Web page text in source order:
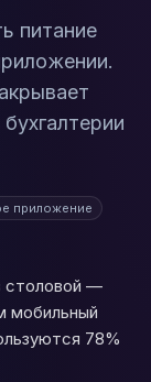
питание
приложение
столовой —
мобильный
78%